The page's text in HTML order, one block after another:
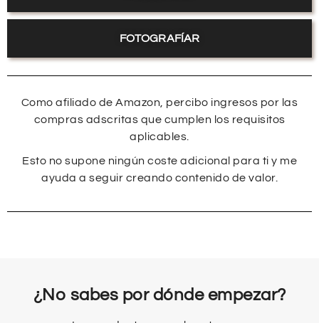
FOTOGRAFÍAR
Como afiliado de Amazon, percibo ingresos por las
compras adscritas que cumplen los requisitos
aplicables.
Esto no supone ningún coste adicional para ti y me
ayuda a seguir creando contenido de valor.
¿No sabes por dónde empezar?